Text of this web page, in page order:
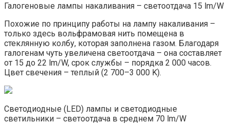
Галогеновые лампы накаливания – светоотдача 15 lm/W
Похожие по принципу работы на лампу накаливания –
только здесь вольфрамовая нить помещена в
стеклянную колбу, которая заполнена газом. Благодаря
галогенам чуть увеличена светоотдача – она составляет
от 15 до 22 lm/W, срок службы – порядка 2 000 часов.
Цвет свечения – теплый (2 700–3 000 K).
Светодиодные (LED) лампы и светодиодные
светильники – светоотдача в среднем 70 lm/W